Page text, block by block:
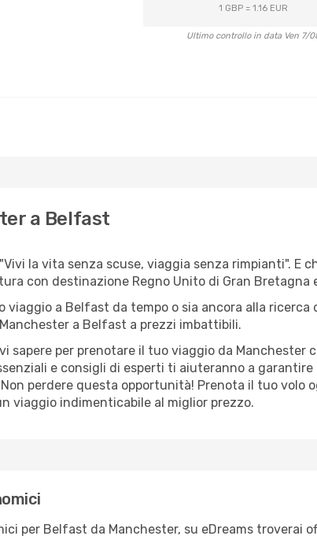
1 GBP = 1.16 EUR
Ultimo controllo in data Ven 7/
a Belfast
la vita senza scuse, viaggia senza rimpianti". E
con destinazione Regno Unito di Gran Bretagna
a Belfast da tempo o sia ancora alla ricerca
a Belfast a prezzi imbattibili.
sapere per prenotare il tuo viaggio da Manchester
e consigli di esperti ti aiuteranno a
perdere questa opportunità! Prenota il tuo volo
viaggio indimenticabile al miglior prezzo.
per Belfast da Manchester, su eDreams troverai